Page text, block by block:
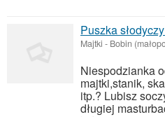
Puszka
Majtki - Bobin
Niespodzianka
majtki,stanik,
itp.? Lubisz
długiej